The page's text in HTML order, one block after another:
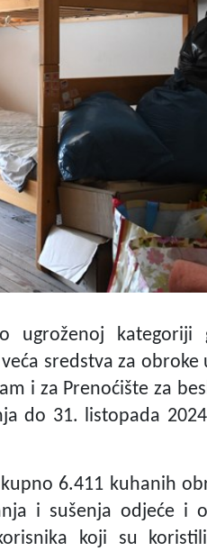
ugroženoj kategoriji
sredstva za obroke
i za Prenoćište za
do 31. listopada
6.411 kuhanih
i sušenja odjeće i
koji su